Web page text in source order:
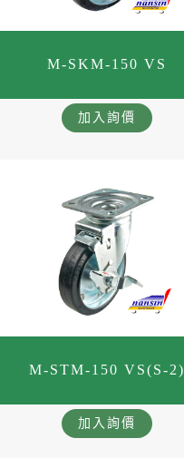
M-SKM-150 VS
加入詢價
M-STM-150 VS(S-2)
加入詢價